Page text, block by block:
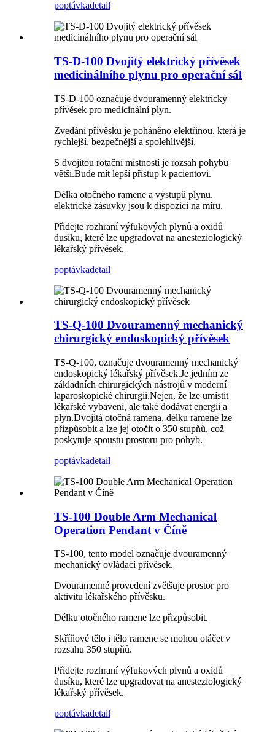
poptávkadetail
TS-D-100 Dvojitý elektrický přívěsek
medicinálního plynu pro operační sál
TS-D-100 označuje dvouramenný elektrický
přívěsek pro medicinální plyn.
Zvedání přívěsku je poháněno elektřinou, která je
rychlejší, bezpečnější a spolehlivější.
S dvojitou rotační místností je rozsah pohybu
větší.Bude mít lepší přístup k pacientovi.
Délka otočného ramene a výstupů plynu,
elektrické zásuvky jsou k dispozici na míru.
Přidejte rozhraní výfukových plynů a oxidů
dusíku, které lze upgradovat na anesteziologický
lékařský přívěsek.
poptávkadetail
TS-Q-100 Dvouramenný mechanický
chirurgický endoskopický přívěsek
TS-Q-100, označuje dvouramenný mechanický
endoskopický lékařský přívěsek.Je jedním ze
základních chirurgických nástrojů v moderní
laparoskopické chirurgii.Nejen, že lze umístit
lékařské vybavení, ale také dodávat energii a
plyn.Dvojitá otočná ramena, délku ramene lze
přizpůsobit a lze jej otočit o 350 stupňů, což
poskytuje spoustu prostoru pro pohyb.
poptávkadetail
TS-100 Double Arm Mechanical
Operation Pendant v Číně
TS-100, tento model označuje dvouramenný
mechanický ovládací přívěsek.
Dvouramenné provedení zvětšuje prostor pro
aktivitu lékařského přívěsku.
Délku otočného ramene lze přizpůsobit.
Skříňové tělo i tělo ramene se mohou otáčet v
rozsahu 350 stupňů.
Přidejte rozhraní výfukových plynů a oxidů
dusíku, které lze upgradovat na anesteziologický
lékařský přívěsek.
poptávkadetail